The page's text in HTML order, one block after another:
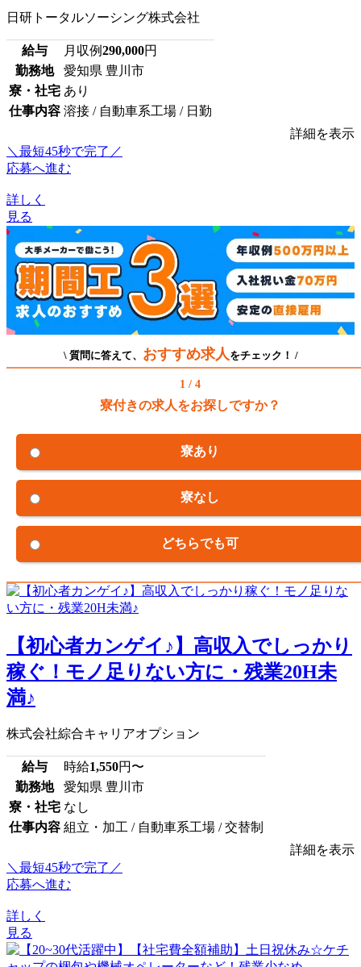
日研トータルソーシング株式会社
給与 月収例290,000円
勤務地
愛知県 豊川市
寮・社宅 あり
仕事内容 溶接 / 自動車系工場 / 日勤
詳細を表示
＼最短45秒で完了／
応募へ進む
詳しく
見る
\ 質問に答えて、 おすすめ求人 をチェック！ /
1 / 4
寮付きの求人をお探しですか？
寮あり
寮なし
どちらでも可
【初心者カンゲイ♪】高収入でしっかり
稼ぐ！モノ足りない方に・残業20H未
満♪
株式会社綜合キャリアオプション
給与 時給1,550円〜
勤務地
愛知県 豊川市
寮・社宅 なし
仕事内容 組立・加工 / 自動車系工場 / 交替制
詳細を表示
＼最短45秒で完了／
応募へ進む
詳しく
見る